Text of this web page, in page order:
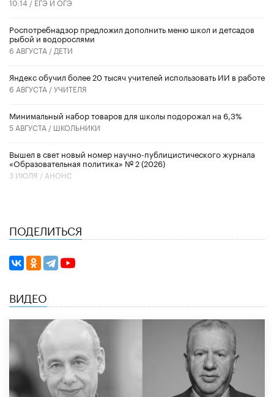
Роспотребнадзор предложил дополнить меню школ и детсадов
рыбой и водорослями
6 АВГУСТА / ДЕТИ
​Яндекс обучил более 20 тысяч учителей использовать ИИ в работе
6 АВГУСТА /УЧИТЕЛЯ
Минимальный набор товаров для школы подорожал на 6,3%
5 АВГУСТА / ШКОЛЬНИКИ
Вышел в свет новый номер научно-публицистического журнала
«Образовательная политика» № 2 (2026)
3 ИЮЛЯ / АНОНС
ПОДЕЛИТЬСЯ
ВИДЕО